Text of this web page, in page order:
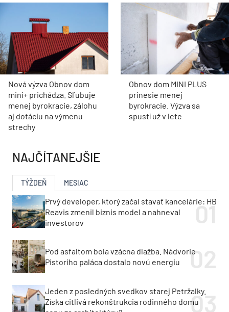
Nová výzva Obnov dom
mini+ prichádza. Sľubuje
menej byrokracie, zálohu
aj dotáciu na výmenu
strechy
Obnov dom MINI PLUS
prinesie menej
byrokracie. Výzva sa
spustí už v lete
NAJČÍTANEJŠIE
TÝŽDEŇ MESIAC
Prvý developer, ktorý začal stavať kancelárie: HB
Reavis zmenil biznis model a nahneval
investorov
Pod asfaltom bola vzácna dlažba. Nádvorie
Pistoriho paláca dostalo novú energiu
Jeden z posledných svedkov starej Petržalky.
Získa citlivá rekonštrukcia rodinného domu